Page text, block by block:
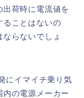
荷時に電流値を
ることはないの
らないでしょ
にイマイチ乗り気
の電源メーカー